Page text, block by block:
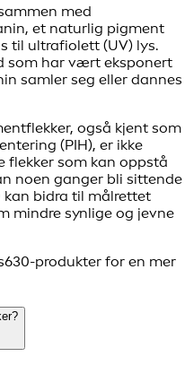
med
et naturlig pigment
til ultrafiolett (UV) lys.
som har vært eksponert
samler seg eller dannes
også kjent som
(PIH), er ikke
flekker som kan oppstå
noen ganger bli sittende
kan bidra til målrettet
mindre synlige og jevne
produkter for en mer